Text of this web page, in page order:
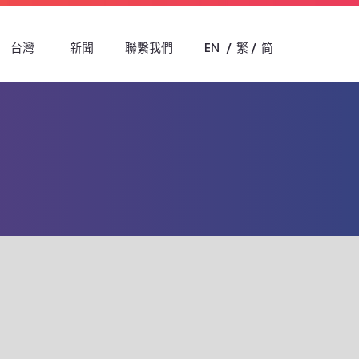
台灣 新聞 聯繫我們 EN 繁 简